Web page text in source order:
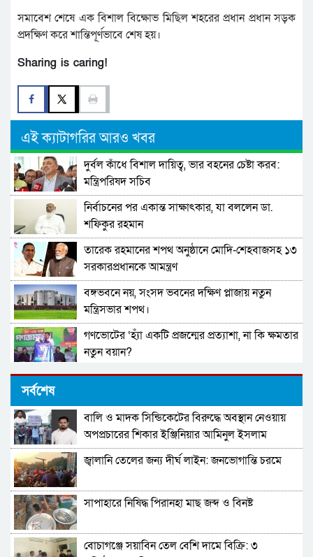
সমাবেশ শেষে এক বিশাল বিক্ষোভ মিছিল শহরের প্রধান প্রধান সড়ক
প্রদক্ষিণ করে শান্তিপূর্ণভাবে শেষ হয়।
Sharing is caring!
এই ক্যাটাগরির আরও খবর
দুর্বল কাঁধে বিশাল দায়িত্ব, ভার বহনের চেষ্টা করব:
মন্ত্রিপরিষদ সচিব
নির্বাচনের পর একান্ত সাক্ষাৎকার, যা বললেন ডা.
শফিকুর রহমান
তারেক রহমানের শপথ অনুষ্ঠানে মোদি-শেহবাজসহ ১৩
সরকারপ্রধানকে আমন্ত্রণ
বঙ্গভবনে নয়, সংসদ ভবনের দক্ষিণ প্লাজায় নতুন
মন্ত্রিসভার শপথ।
গণভোটের ‘হ্যাঁ একটি প্রজন্মের প্রত্যাশা, না কি ক্ষমতার
নতুন বয়ান?
মনপুরায় বিএনপির সাথে গণঅধিকার পরিষদের
ফরিদপুর যুব সংগ্রাম দলের পরিচিতি সভা অনুষ্ঠিত।
বেকার ভাতার রাজনীতি নয়, কাজের রাজনীতি—
অনিয়ম রোধে প্রবাসীদের সময়মতো ভোট দেয়ার
পুংগলী ইউনিয়ন মুক্তিযুদ্ধের প্রজন্ম দলের পূর্নাঙ্গ কমিটি
সর্বশেষ
বালি ও মাদক সিন্ডিকেটের বিরুদ্ধে অবস্থান নেওয়ায়
অপপ্রচারের শিকার ইঞ্জিনিয়ার আমিনুল ইসলাম
ডালিমের অভিযোগ
জ্বালানি তেলের জন্য দীর্ঘ লাইন: জনভোগান্তি চরমে
সাপাহারে নিষিদ্ধ পিরানহা মাছ জব্দ ও বিনষ্ট
বোচাগঞ্জে সয়াবিন তেল বেশি দামে বিক্রি: ৩